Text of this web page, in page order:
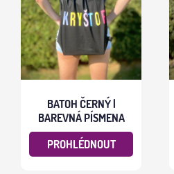
BATOH ČERNÝ |
BAREVNÁ PÍSMENA
PROHLÉDNOUT